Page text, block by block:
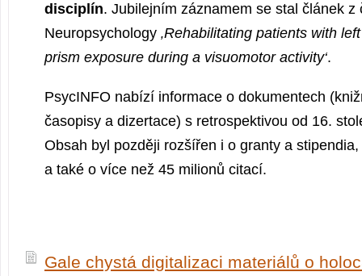
disciplín. Jubilejním záznamem se stal článek z
Neuropsychology ‚Rehabilitating patients with
prism exposure during a visuomotor activity‘.
PsycINFO nabízí informace o dokumentech
časopisy a dizertace) s retrospektivou od 16.
Obsah byl později rozšířen i o granty a
a také o více než 45 milionů citací.
Gale chystá digitalizaci materiálů o